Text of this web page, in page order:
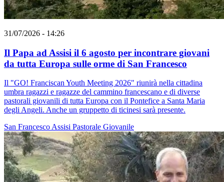
31/07/2026 - 14:26
Il Papa ad Assisi il 6 agosto per incontrare giovani
da tutta Europa sulle orme di San Francesco
Il "GO! Franciscan Youth Meeting 2026" riunirà nella cittadina
umbra ragazzi e ragazze del cammino francescano e di diverse
pastorali giovanili di tutta Europa con il Pontefice a Santa Maria
degli Angeli. Anche un gruppetto di ticinesi sarà presente.
San FrancescoAssisi Pastorale Giovanile